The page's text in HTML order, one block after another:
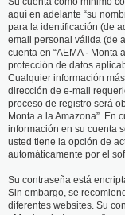
aquí en adelante “su
para la identificación (de
email personal válida (de
cuenta en “AEMA · Monta
protección de datos
Cualquier información
dirección de e-mail
proceso de registro será
Monta a la Amazona”. En
información en su cuenta
usted tiene la opción de
automáticamente por el
Su contraseña está
Sin embargo, se
diferentes websites. Su